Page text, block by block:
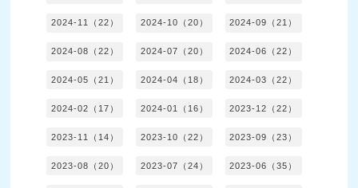
2024-11（22） 2024-10（20） 2024-09（21）
2024-08（22） 2024-07（20） 2024-06（22）
2024-05（21） 2024-04（18） 2024-03（22）
2024-02（17） 2024-01（16） 2023-12（22）
2023-11（14） 2023-10（22） 2023-09（23）
2023-08（20） 2023-07（24） 2023-06（35）